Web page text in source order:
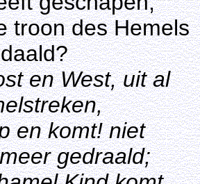
troon des Hemels
en West, uit al
en komt! niet
gedraald;